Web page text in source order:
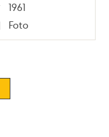
1961
Foto